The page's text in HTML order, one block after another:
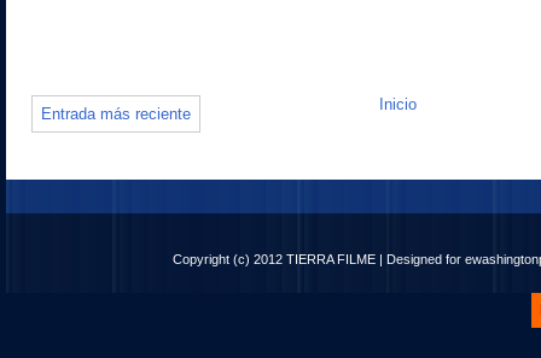
Entrada más reciente
Inicio
Copyright (c) 2012 TIERRA FILME | Designed for